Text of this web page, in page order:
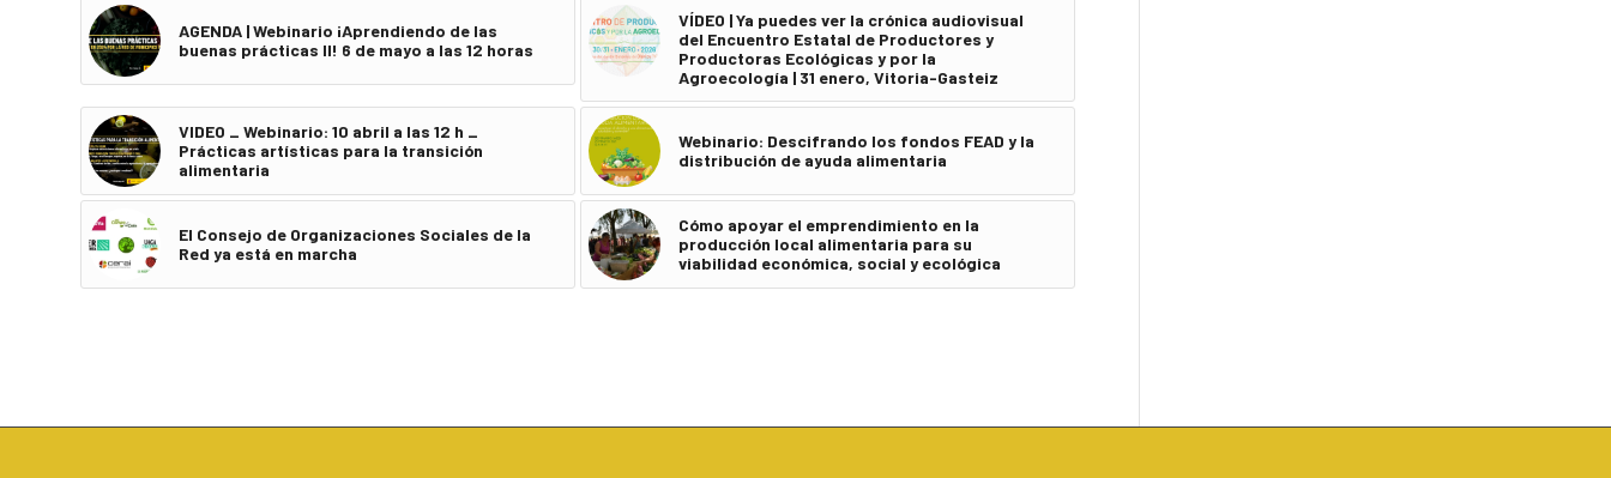
AGENDA | Webinario ¡Aprendiendo de las
buenas prácticas II! 6 de mayo a las 12 horas
VÍDEO | Ya puedes ver la crónica audiovisual
del Encuentro Estatal de Productores y
Productoras Ecológicas y por la
Agroecología | 31 enero, Vitoria-Gasteiz
VIDEO _ Webinario: 10 abril a las 12 h _
Prácticas artísticas para la transición
alimentaria
Webinario: Descifrando los fondos FEAD y la
distribución de ayuda alimentaria
El Consejo de Organizaciones Sociales de la
Red ya está en marcha
Cómo apoyar el emprendimiento en la
producción local alimentaria para su
viabilidad económica, social y ecológica